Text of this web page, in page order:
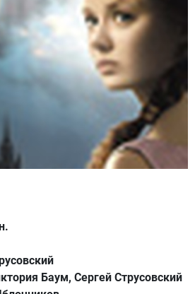
Баум, Сергей Струсовский